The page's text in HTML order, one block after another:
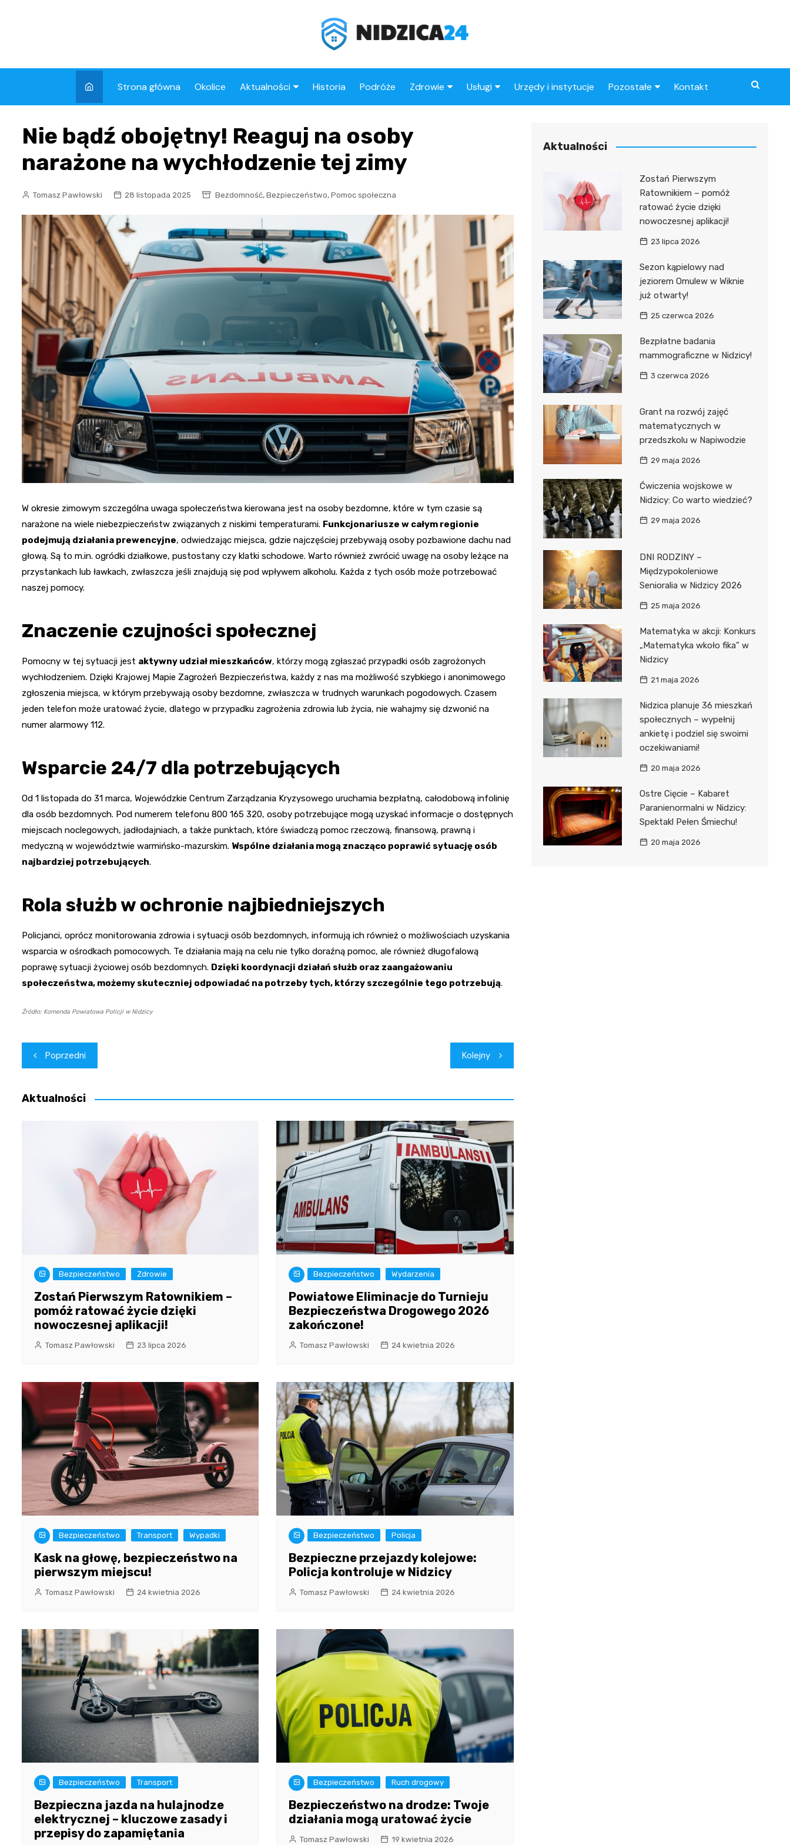
Strona główna Okolice Aktualności
Wydarzenia
Historia Podróże Zdrowie Usługi Urzędy i instytucje Pozostałe Kontakt
Nie bądź obojętny! Reaguj na osoby
narażone na wychłodzenie tej zimy
Tomasz Pawłowski 28 listopada 2025 Bezdomność, Bezpieczeństwo, Pomoc społeczna
W okresie zimowym szczególna uwaga społeczeństwa kierowana jest na osoby bezdomne, które w tym czasie są
narażone na wiele niebezpieczeństw związanych z niskimi temperaturami. Funkcjonariusze w całym regionie
podejmują działania prewencyjne, odwiedzając miejsca, gdzie najczęściej przebywają osoby pozbawione dachu nad
głową. Są to m.in. ogródki działkowe, pustostany czy klatki schodowe. Warto również zwrócić uwagę na osoby leżące na
przystankach lub ławkach, zwłaszcza jeśli znajdują się pod wpływem alkoholu. Każda z tych osób może potrzebować
naszej pomocy.
Znaczenie czujności społecznej
Pomocny w tej sytuacji jest aktywny udział mieszkańców, którzy mogą zgłaszać przypadki osób zagrożonych
wychłodzeniem. Dzięki Krajowej Mapie Zagrożeń Bezpieczeństwa, każdy z nas ma możliwość szybkiego i anonimowego
zgłoszenia miejsca, w którym przebywają osoby bezdomne, zwłaszcza w trudnych warunkach pogodowych. Czasem
jeden telefon może uratować życie, dlatego w przypadku zagrożenia zdrowia lub życia, nie wahajmy się dzwonić na
numer alarmowy 112.
Wsparcie 24/7 dla potrzebujących
Od 1 listopada do 31 marca, Wojewódzkie Centrum Zarządzania Kryzysowego uruchamia bezpłatną, całodobową infolinię
dla osób bezdomnych. Pod numerem telefonu 800 165 320, osoby potrzebujące mogą uzyskać informacje o dostępnych
miejscach noclegowych, jadłodajniach, a także punktach, które świadczą pomoc rzeczową, finansową, prawną i
medyczną w województwie warmińsko-mazurskim. Wspólne działania mogą znacząco poprawić sytuację osób
najbardziej potrzebujących.
Rola służb w ochronie najbiedniejszych
Policjanci, oprócz monitorowania zdrowia i sytuacji osób bezdomnych, informują ich również o możliwościach uzyskania
wsparcia w ośrodkach pomocowych. Te działania mają na celu nie tylko doraźną pomoc, ale również długofalową
poprawę sytuacji życiowej osób bezdomnych. Dzięki koordynacji działań służb oraz zaangażowaniu
społeczeństwa, możemy skuteczniej odpowiadać na potrzeby tych, którzy szczególnie tego potrzebują.
Źródło: Komenda Powiatowa Policji w Nidzicy
Nawigacja
wpisu
Poprzedni Kolejny
Aktualności
Bezpieczeństwo Zdrowie
Zostań Pierwszym Ratownikiem –
pomóż ratować życie dzięki
nowoczesnej aplikacji!
Tomasz Pawłowski 23 lipca 2026
Bezpieczeństwo Wydarzenia
Powiatowe Eliminacje do Turnieju
Bezpieczeństwa Drogowego 2026
zakończone!
Tomasz Pawłowski 24 kwietnia 2026
Bezpieczeństwo Transport Wypadki
Kask na głowę, bezpieczeństwo na
pierwszym miejscu!
Tomasz Pawłowski 24 kwietnia 2026
Bezpieczeństwo Policja
Bezpieczne przejazdy kolejowe:
Policja kontroluje w Nidzicy
Tomasz Pawłowski 24 kwietnia 2026
Bezpieczeństwo Transport
Bezpieczna jazda na hulajnodze
elektrycznej – kluczowe zasady i
przepisy do zapamiętania
Bezpieczeństwo Ruch drogowy
Bezpieczeństwo na drodze: Twoje
działania mogą uratować życie
Tomasz Pawłowski 19 kwietnia 2026
Aktualności
Zostań Pierwszym
Ratownikiem – pomóż
ratować życie dzięki
nowoczesnej aplikacji!
23 lipca 2026
Sezon kąpielowy nad
jeziorem Omulew w Wiknie
już otwarty!
25 czerwca 2026
Bezpłatne badania
mammograficzne w Nidzicy!
3 czerwca 2026
Grant na rozwój zajęć
matematycznych w
przedszkolu w Napiwodzie
29 maja 2026
Ćwiczenia wojskowe w
Nidzicy: Co warto wiedzieć?
29 maja 2026
DNI RODZINY –
Międzypokoleniowe
Senioralia w Nidzicy 2026
25 maja 2026
Matematyka w akcji: Konkurs
„Matematyka wkoło fika” w
Nidzicy
21 maja 2026
Nidzica planuje 36 mieszkań
społecznych – wypełnij
ankietę i podziel się swoimi
oczekiwaniami!
20 maja 2026
Ostre Cięcie – Kabaret
Paranienormalni w Nidzicy:
Spektakl Pełen Śmiechu!
20 maja 2026